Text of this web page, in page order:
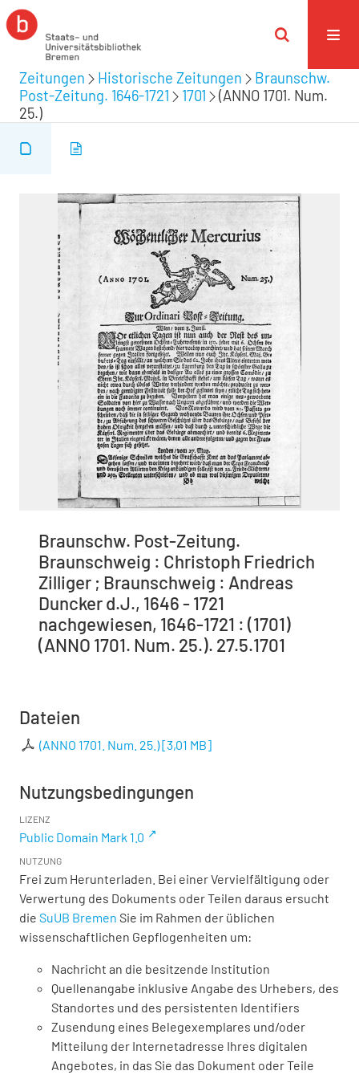
Zeitungen Historische Zeitungen
Braunschw.
Post-Zeitung. 1646-1721
1701
(ANNO 1701. Num.
25.)
Braunschw. Post-Zeitung.
Braunschweig : Christoph Friedrich
Zilliger ; Braunschweig : Andreas
Duncker d.J., 1646 - 1721
nachgewiesen, 1646-1721 : (1701)
(ANNO 1701. Num. 25.). 27.5.1701
Dateien
(ANNO 1701. Num. 25.)[3,01 MB]
Nutzungsbedingungen
LIZENZ
Public Domain Mark 1.0
NUTZUNG
Frei zum Herunterladen. Bei einer Vervielfältigung oder
Verwertung des Dokuments oder Teilen daraus ersucht
die SuUB Bremen Sie im Rahmen der üblichen
wissenschaftlichen Gepflogenheiten um:
Nachricht an die besitzende Institution
Quellenangabe inklusive Angabe des Urhebers, des
Standortes und des persistenten Identifiers
Zusendung eines Belegexemplares und/oder
Mitteilung der Internetadresse Ihres digitalen
Angebotes, in das Sie das Dokument oder Teile